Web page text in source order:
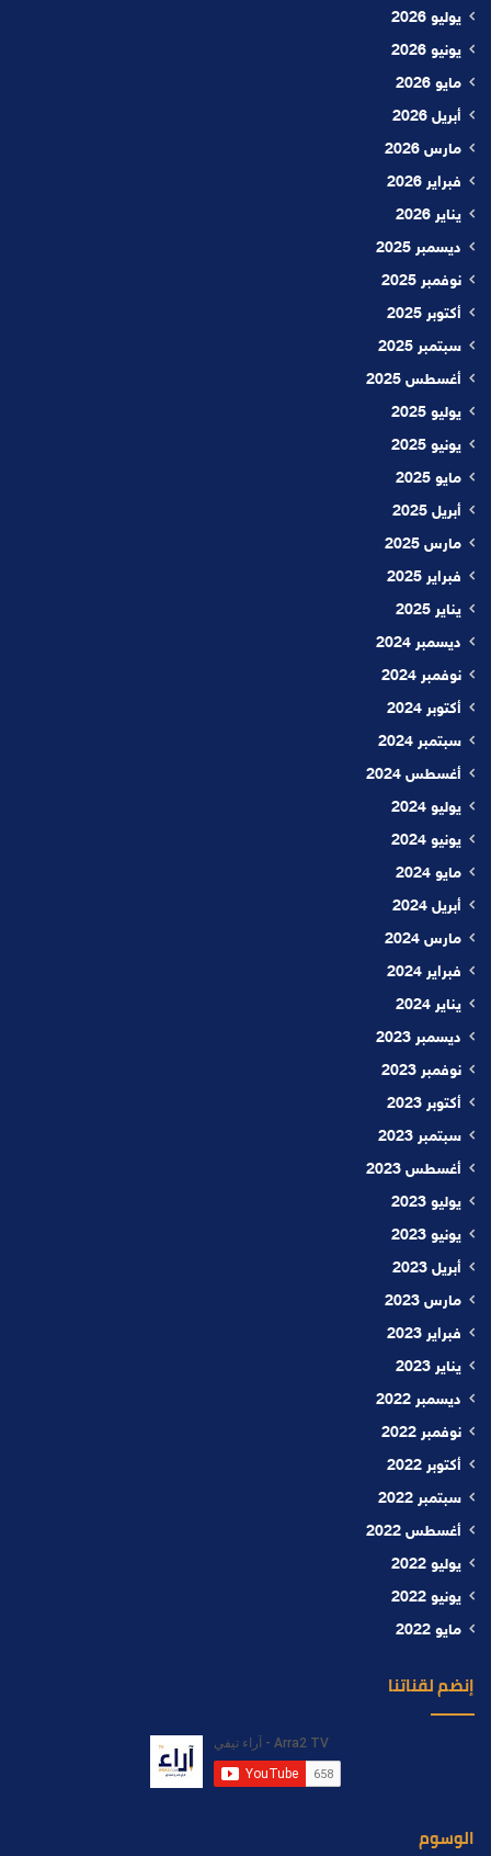
يوليو 2026
يونيو 2026
مايو 2026
أبريل 2026
مارس 2026
فبراير 2026
يناير 2026
ديسمبر 2025
نوفمبر 2025
أكتوبر 2025
سبتمبر 2025
أغسطس 2025
يوليو 2025
يونيو 2025
مايو 2025
أبريل 2025
مارس 2025
فبراير 2025
يناير 2025
ديسمبر 2024
نوفمبر 2024
أكتوبر 2024
سبتمبر 2024
أغسطس 2024
يوليو 2024
يونيو 2024
مايو 2024
أبريل 2024
مارس 2024
فبراير 2024
يناير 2024
ديسمبر 2023
نوفمبر 2023
أكتوبر 2023
سبتمبر 2023
أغسطس 2023
يوليو 2023
يونيو 2023
أبريل 2023
مارس 2023
فبراير 2023
يناير 2023
ديسمبر 2022
نوفمبر 2022
أكتوبر 2022
سبتمبر 2022
أغسطس 2022
يوليو 2022
يونيو 2022
مايو 2022
إنضم لقناتنا
الوسوم